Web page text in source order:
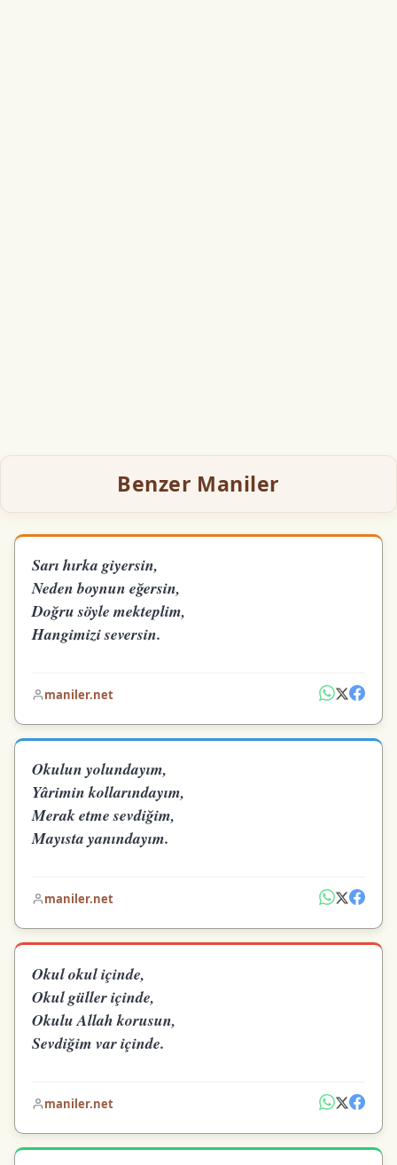
Benzer Maniler
Sarı hırka giyersin,
Neden boynun eğersin,
Doğru söyle mekteplim,
Hangimizi seversin.
maniler.net
Okulun yolundayım,
Yârimin kollarındayım,
Merak etme sevdiğim,
Mayısta yanındayım.
maniler.net
Okul okul içinde,
Okul güller içinde,
Okulu Allah korusun,
Sevdiğim var içinde.
maniler.net